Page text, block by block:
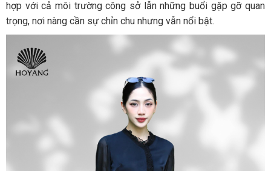
hợp với cả môi trường công sở lẫn những buổi gặp gỡ quan
trọng, nơi nàng cần sự chỉn chu nhưng vẫn nổi bật.